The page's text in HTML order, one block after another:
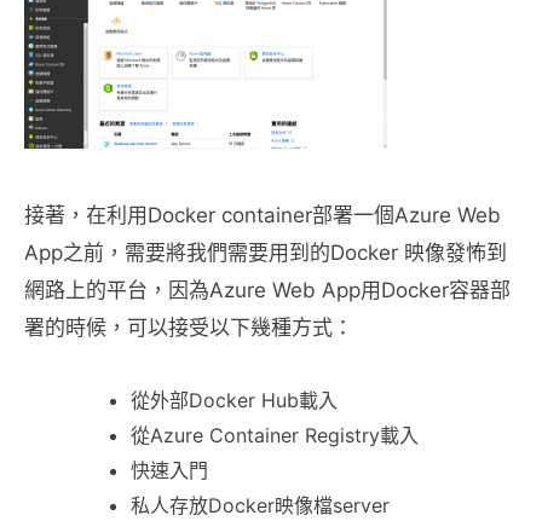
接著，在利用Docker container部署一個Azure Web
App之前，需要將我們需要用到的Docker 映像發怖到
網路上的平台，因為Azure Web App用Docker容器部
署的時候，可以接受以下幾種方式：
從外部Docker Hub載入
從Azure Container Registry載入
快速入門
私人存放Docker映像檔server